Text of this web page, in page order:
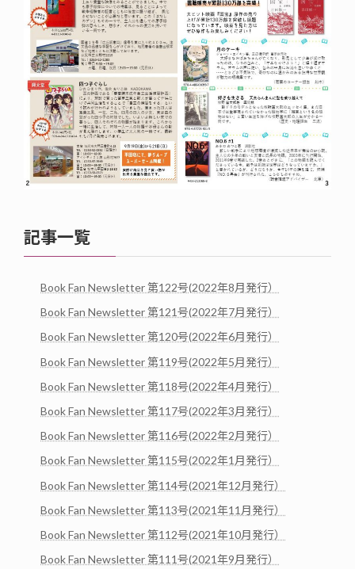
記事一覧
Book Fan Newsletter 第122号(2022年8月発行）
Book Fan Newsletter 第121号(2022年7月発行）
Book Fan Newsletter 第120号(2022年6月発行）
Book Fan Newsletter 第119号(2022年5月発行）
Book Fan Newsletter 第118号(2022年4月発行）
Book Fan Newsletter 第117号(2022年3月発行）
Book Fan Newsletter 第116号(2022年2月発行）
Book Fan Newsletter 第115号(2022年1月発行）
Book Fan Newsletter 第114号(2021年12月発行）
Book Fan Newsletter 第113号(2021年11月発行）
Book Fan Newsletter 第112号(2021年10月発行）
Book Fan Newsletter 第111号(2021年9月発行）